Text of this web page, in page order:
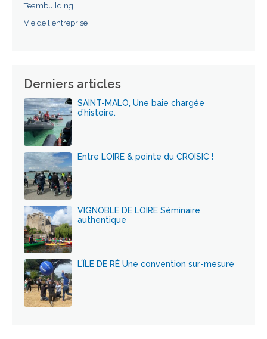
Teambuilding
Vie de l'entreprise
Derniers articles
SAINT-MALO, Une baie chargée
d’histoire.
Entre LOIRE & pointe du CROISIC !
VIGNOBLE DE LOIRE Séminaire
authentique
L’ÎLE DE RÉ Une convention sur-mesure